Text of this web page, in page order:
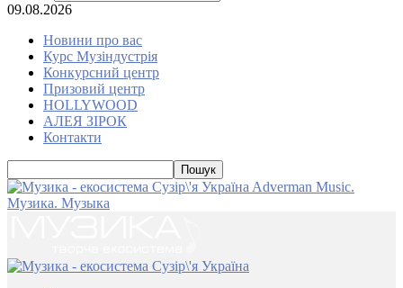
09.08.2026
Новини про вас
Курс Музіндустрія
Конкурсний центр
Призовий центр
HOLLYWOOD
АЛЕЯ ЗІРОК
Контакти
Adverman Music.
Музика. Музыка